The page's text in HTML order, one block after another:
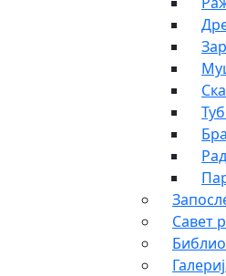
Савет